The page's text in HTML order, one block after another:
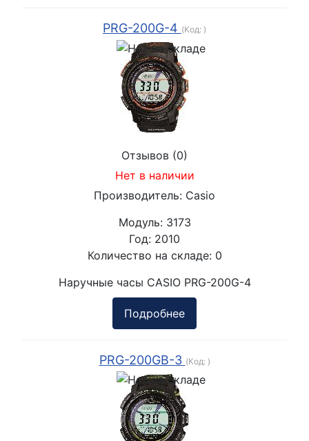
PRG-200G-4 (Код: )
Отзывов (0)
Нет в наличии
Производитель: Casio
Модуль: 3173
Год: 2010
Количество на складе: 0
Наручные часы CASIO PRG-200G-4
Подробнее
PRG-200GB-3 (Код: )